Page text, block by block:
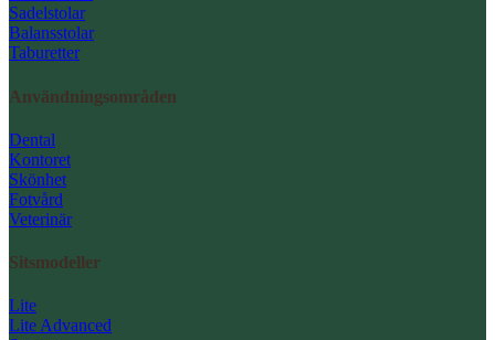
Sadelstolar
Balansstolar
Taburetter
Användningsområden
Dental
Kontoret
Skönhet
Fotvård
Veterinär
Sitsmodeller
Lite
Lite Advanced